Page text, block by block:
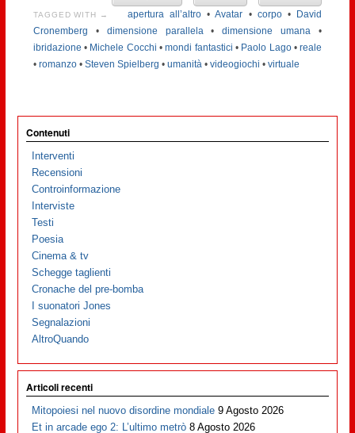
TAGGED WITH → apertura all’altro•Avatar • corpo• David
Cronemberg • dimensione parallela •dimensione umana •
ibridazione • Michele Cocchi •mondi fantastici • Paolo Lago•reale
• romanzo• Steven Spielberg • umanità • videogiochi • virtuale
Contenuti
Interventi
Recensioni
Controinformazione
Interviste
Testi
Poesia
Cinema & tv
Schegge taglienti
Cronache del pre-bomba
I suonatori Jones
Segnalazioni
AltroQuando
Articoli recenti
Mitopoiesi nel nuovo disordine mondiale 9 Agosto 2026
Et in arcade ego 2: L’ultimo metrò 8 Agosto 2026